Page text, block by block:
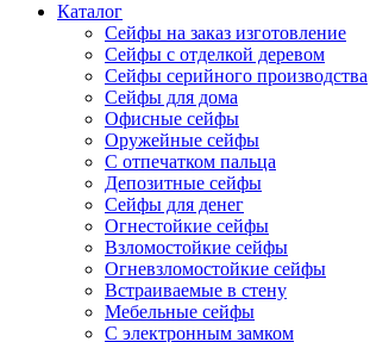
Каталог
Сейфы на заказ изготовление
Сейфы с отделкой деревом
Сейфы серийного производства
Сейфы для дома
Офисные сейфы
Оружейные сейфы
С отпечатком пальца
Депозитные сейфы
Сейфы для денег
Огнестойкие сейфы
Взломостойкие сейфы
Огневзломостойкие сейфы
Встраиваемые в стену
Мебельные сейфы
С электронным замком